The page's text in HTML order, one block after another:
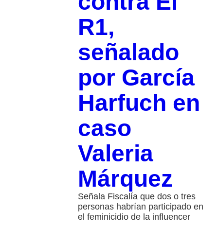
R1,
señalado
por García
Harfuch en
caso
Valeria
Márquez
Señala Fiscalía que dos o tres
personas habrían participado en
el feminicidio de la influencer